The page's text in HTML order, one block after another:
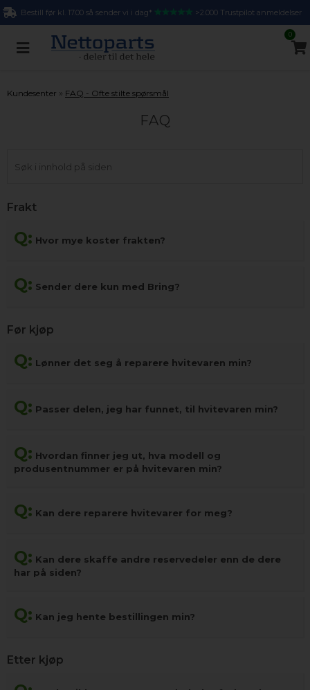
Bestill før kl. 17.00 så sender vi i dag* >2.000 Trustpilot anmeldelser
0
Kundesenter » FAQ - Ofte stilte spørsmål
FAQ
Frakt
Q: Hvor mye koster frakten?
Q: Sender dere kun med Bring?
Før kjøp
Q: Lønner det seg å reparere hvitevaren min?
Q: Passer delen, jeg har funnet, til hvitevaren min?
Q: Hvordan finner jeg ut, hva modell og
produsentnummer er på hvitevaren min?
Q: Kan dere reparere hvitevarer for meg?
Q: Kan dere skaffe andre reservedeler enn de dere
har på siden?
Q: Kan jeg hente bestillingen min?
Etter kjøp